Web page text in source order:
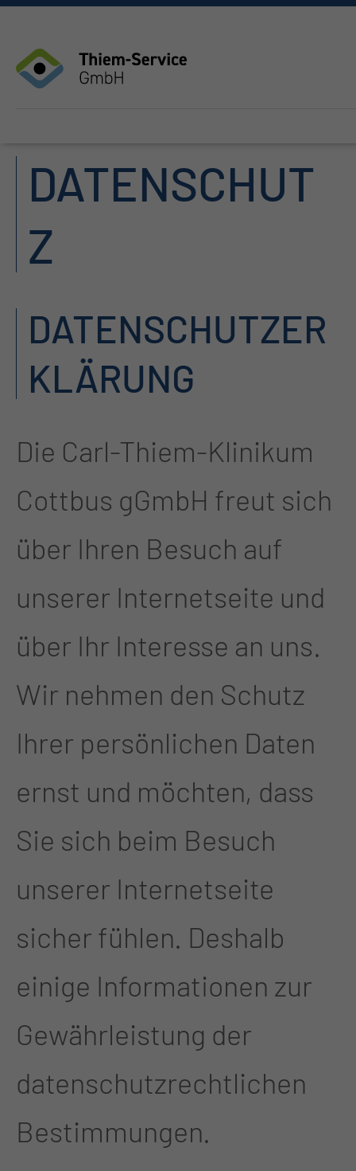
DATENSCHUT
Z
DATENSCHUTZER
KLÄRUNG
Die Carl-Thiem-Klinikum
Cottbus gGmbH freut sich
über Ihren Besuch auf
unserer Internetseite und
über Ihr Interesse an uns.
Wir nehmen den Schutz
Ihrer persönlichen Daten
ernst und möchten, dass
Sie sich beim Besuch
unserer Internetseite
sicher fühlen. Deshalb
einige Informationen zur
Gewährleistung der
datenschutzrechtlichen
Bestimmungen.